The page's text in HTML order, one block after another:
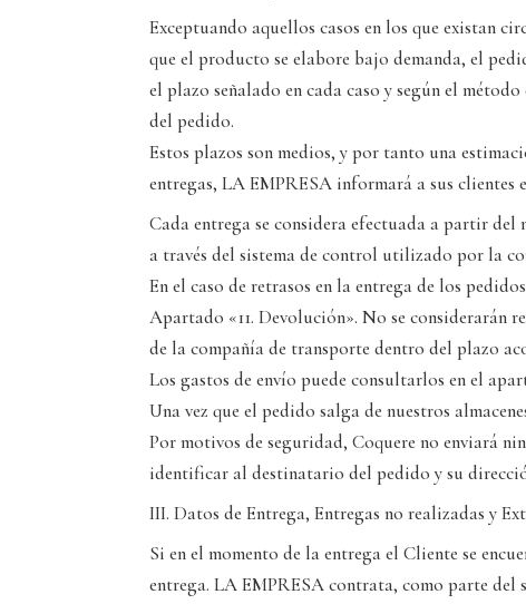
Exceptuando aquellos casos en los que existan
que el producto se elabore bajo demanda, el
el plazo señalado en cada caso y según el
del pedido.
Estos plazos son medios, y por tanto una
entregas, LA EMPRESA informará a sus clientes
Cada entrega se considera efectuada a partir
a través del sistema de control utilizado por la
En el caso de retrasos en la entrega de los
Apartado «11. Devolución». No se considerarán
de la compañía de transporte dentro del plazo
Los gastos de envío puede consultarlos en el
Una vez que el pedido salga de nuestros
Por motivos de seguridad, Coquere no enviará
identificar al destinatario del pedido y su
III. Datos de Entrega, Entregas no realizadas y
Si en el momento de la entrega el Cliente se
entrega. LA EMPRESA contrata, como parte del